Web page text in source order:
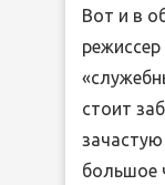
Вот и в
стоит
большое